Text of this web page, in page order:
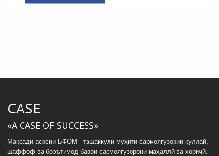
CASE
«A CASE OF SUCCESS»
Мақсади асосии БФОМ - ташаккули муҳити сармоягузории қуллай,
шаффоф ва боэътимод барои сармоягузорони маҳаллӣ ва хориҷӣ.